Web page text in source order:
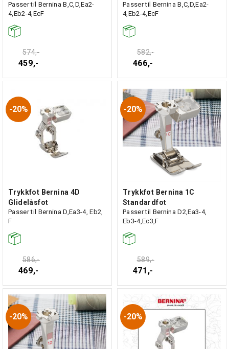
Passer til Bernina B,C,D,Ea2-
4,Eb2-4,EcF
574,-
459,-
Passer til Bernina B,C,D,Ea2-
4,Eb2-4,EcF
582,-
466,-
20%
Trykkfot Bernina 4D
Glidelåsfot
Passer til Bernina D,Ea3-4, Eb2,
F
586,-
469,-
20%
Trykkfot Bernina 1C
Standardfot
Passer til Bernina D2,Ea3-4,
Eb3-4,Ec3,F
589,-
471,-
20% 20%